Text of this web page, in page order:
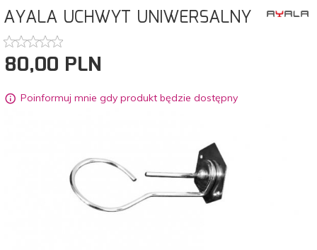
AYALA UCHWYT UNIWERSALNY
80,00 PLN
Poinformuj mnie gdy produkt będzie dostępny